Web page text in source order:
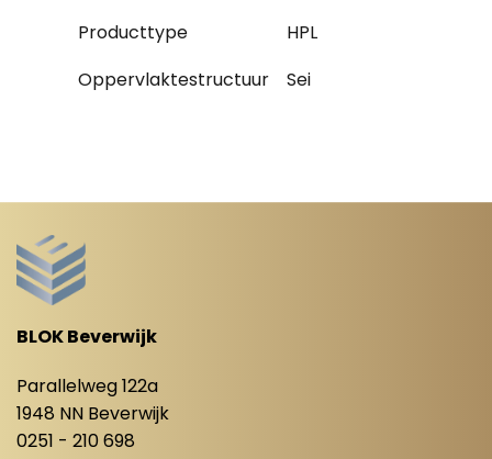
Producttype
HPL
Oppervlaktestructuur
Sei
BLOK Beverwijk
Parallelweg 122a
1948 NN Beverwijk
0251 - 210 698